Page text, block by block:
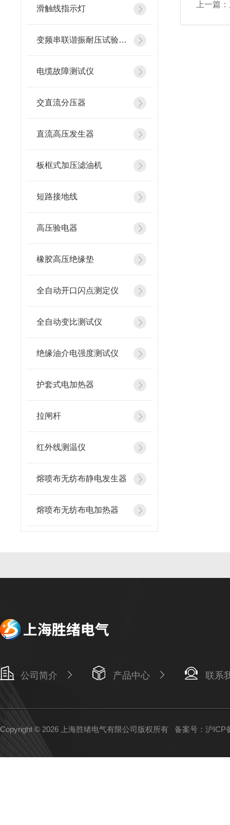
滑触线指示灯
变频串联谐振耐压试验装置
电缆故障测试仪
交直流分压器
直流高压发生器
板框式加压滤油机
短路接地线
高压验电器
橡胶高压绝缘垫
全自动开口闪点测定仪
全自动变比测试仪
绝缘油介电强度测试仪
护套式电加热器
拉闸杆
红外线测温仪
熔喷布无纺布静电发生器
熔喷布无纺布电加热器
上一篇：
公司简介 产品中心 联系
Copyright © 2026 上海胜绪电气有限公司版权所有 备案号：沪ICP